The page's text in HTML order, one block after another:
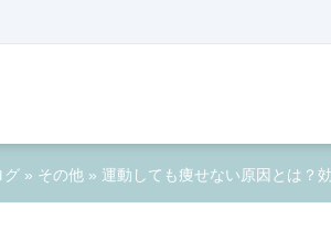
グ » その他 » 運動しても痩せない原因とは？